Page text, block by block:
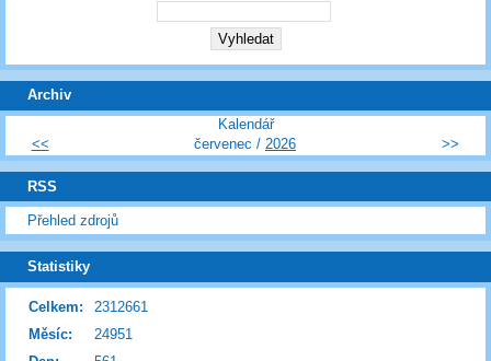
Archiv
Kalendář
<<
červenec / 2026 >>
RSS
Přehled zdrojů
Statistiky
Celkem:
2312661
Měsíc:
24951